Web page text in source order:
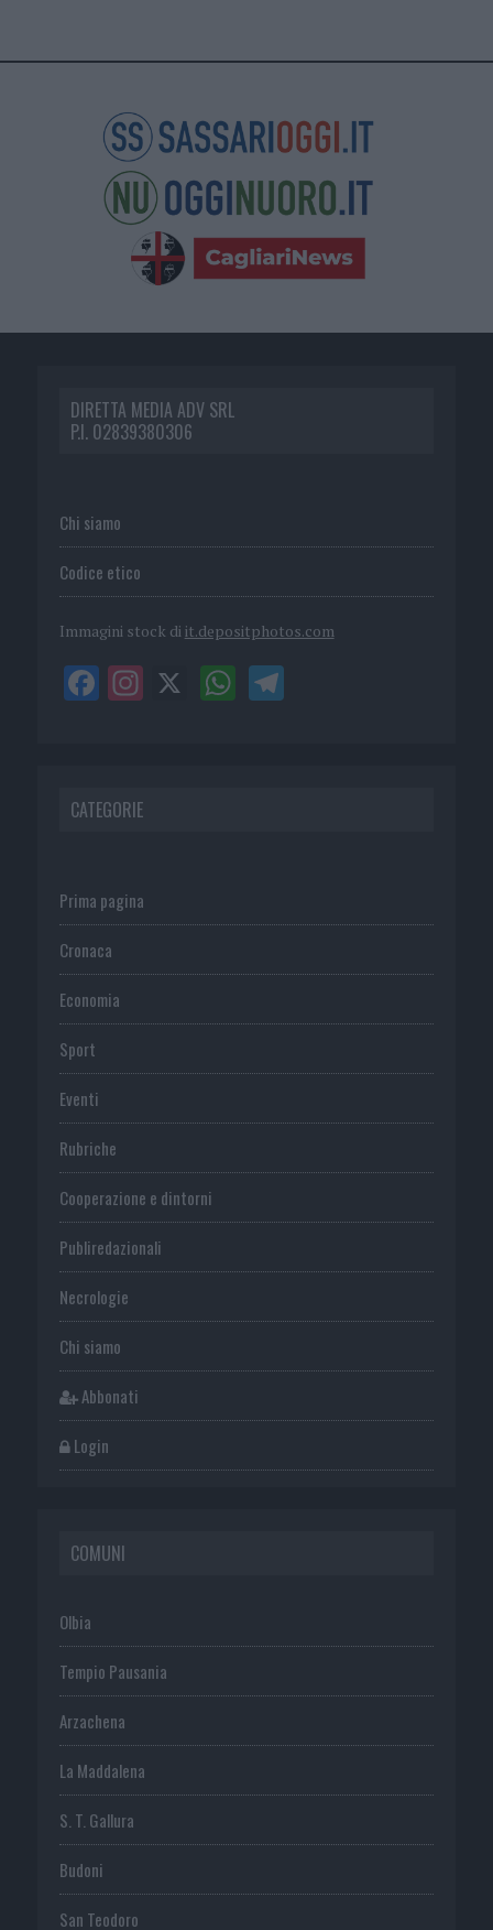
DIRETTA MEDIA ADV SRL
P.I. 02839380306
Chi siamo
Codice etico
Immagini stock di it.depositphotos.com
CATEGORIE
Prima pagina
Cronaca
Economia
Sport
Eventi
Rubriche
Cooperazione e dintorni
Publiredazionali
Necrologie
Chi siamo
Abbonati
Login
COMUNI
Olbia
Tempio Pausania
Arzachena
La Maddalena
S. T. Gallura
Budoni
San Teodoro